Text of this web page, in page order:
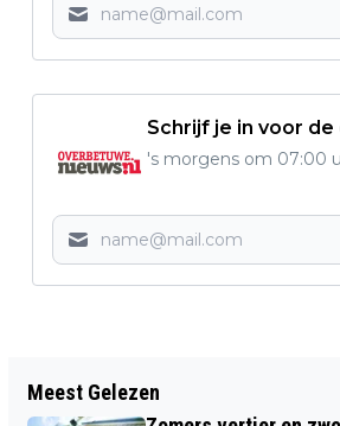
Schrijf je in voor
's morgens om 07:00
DE SCHOLEN GAAN WEER
Meest Gelezen